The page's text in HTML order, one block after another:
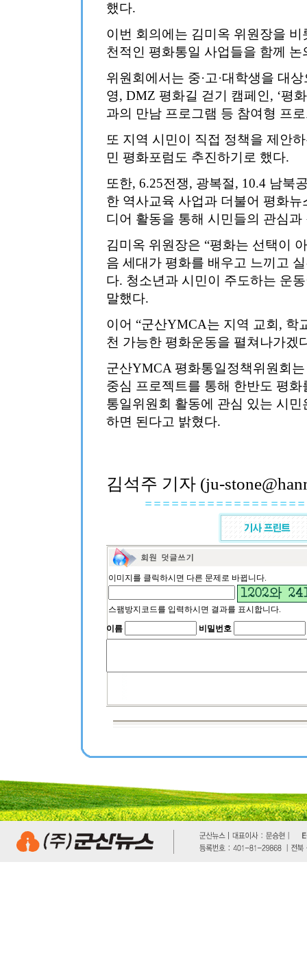
했다.
이번 회의에는 김미옥 위원장을
천적인 평화통일 사업들을 함께 논
위원회에서는 중·고·대학생을 대
영, DMZ 평화길 걷기 캠페인, ‘평
과의 만남 프로그램 등 참여형 프
또 지역 시민이 직접 정책을 제안
민 평화포럼도 추진하기로 했다.
또한, 6.25전쟁, 광복절, 10.4 남북
한 역사교육 사업과 더불어 평화
디어 활동을 통해 시민들의 관심
김미옥 위원장은 “평화는 선택이
음 세대가 평화를 배우고 느끼고
다. 청소년과 시민이 주도하는 운
말했다.
이어 “군산YMCA는 지역 교회, 학
천 가능한 평화운동을 펼쳐나가겠
군산YMCA 평화통일정책위원회
중심 프로젝트를 통해 한반도 평
통일위원회 활동에 관심 있는 시
하면 된다고 밝혔다.
김석주 기자 (ju-
이미지를 클릭하시면 다른 문제로 바뀝니다.
스팸방지코드를 입력하시면 결과를 표시합니다.
이름
비밀번호